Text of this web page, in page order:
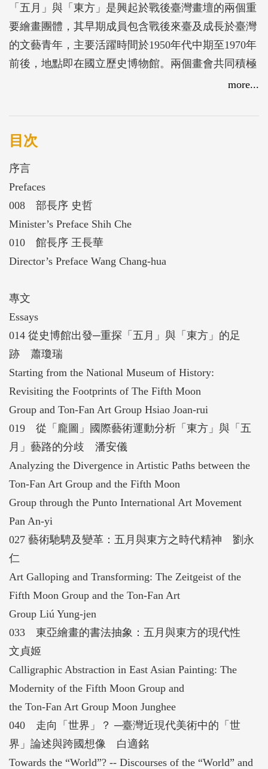
「五月」與「東方」是興起於戰後臺灣畫壇的兩個重
要繪畫團體，其早期成員包含戰後來臺及成長於臺灣
的文藝青年，主要活躍時間於1950年代中期至1970年
前後，地點即在國立歷史博物館。兩個畫會共同積極
倡導「現代繪畫」的藝術理想與追求目標，促成當時
more...
目次
序言
Prefaces
008 部長序 史哲
Minister’s Preface Shih Che
010 館長序 王長華
Director’s Preface Wang Chang-hua
專文
Essays
014 從史博館出發─重探「五月」與「東方」的足
跡 蕭瓊瑞
Starting from the National Museum of History:
Revisiting the Footprints of The Fifth Moon
Group and Ton-Fan Art Group Hsiao Joan-rui
019 從「龐圖」國際藝術運動分析「東方」與「五
月」藝路的分歧 潘安儀
Analyzing the Divergence in Artistic Paths between the
Ton-Fan Art Group and the Fifth Moon
Group through the Punto International Art Movement
Pan An-yi
027 藝術馳騁及變革：五月與東方之時代精神 劉永
仁
Art Galloping and Transforming: The Zeitgeist of the
Fifth Moon Group and the Ton-Fan Art
Group Liú Yung-jen
033 東亞繪畫的書法抽象：五月與東方的現代性
文貞姬
Calligraphic Abstraction in East Asian Painting: The
Modernity of the Fifth Moon Group and
the Ton-Fan Art Group Moon Junghee
040 走向「世界」？ ─臺灣近現代美術中的「世
界」論述與跨國想像 白適銘
Towards the “World”? -- Discourses of the “World” and